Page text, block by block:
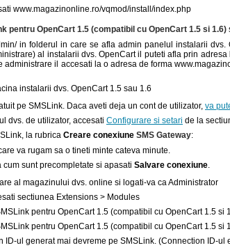
www.magazinonline.ro/vqmod/install/index.php
pentru OpenCart 1.5 (compatibil cu OpenCart 1.5 si 1.6)
in folderul in care se afla admin panelul instalarii
al instalarii dvs. OpenCart il puteti afla prin
administrare il accesati la o adresa de forma
instalarii dvs. OpenCart 1.5 sau 1.6
pe SMSLink. Daca aveti deja un cont de utilizator, va
dvs. de utilizator, accesati Configurare si setari de la
la rubrica Creare conexiune SMS Gateway:
va rugam sa o tineti minte cateva minute.
cum sunt precompletate si apasati Salvare conexiune.
al magazinului dvs. online si logati-va ca Administrator
sectiunea Extensions > Modules
pentru OpenCart 1.5 (compatibil cu OpenCart 1.5 si
pentru OpenCart 1.5 (compatibil cu OpenCart 1.5 si
ID-ul generat mai devreme pe SMSLink. (Connection ID-ul